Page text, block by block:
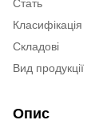
Стать
Класифікація
Складові
Вид продукції
Опис